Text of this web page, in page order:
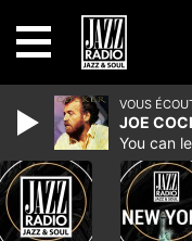
VOUS
JOE
You can